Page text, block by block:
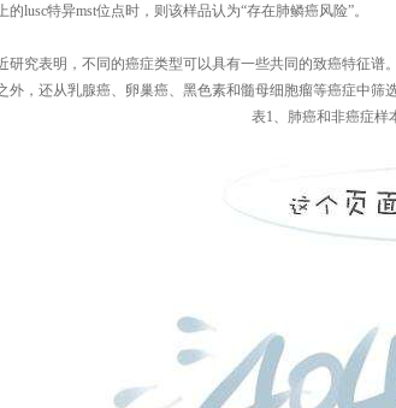
的lusc特异mst位点时，则该样品认为“存在肺鳞癌风险”。
研究表明，不同的癌症类型可以具有一些共同的致癌特征谱
外，还从乳腺癌、卵巢癌、黑色素和髓母细胞瘤等癌症中筛
表1、肺癌和非癌症样